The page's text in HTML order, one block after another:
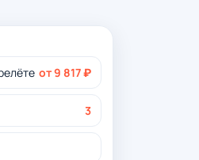
от 9 817 ₽
3